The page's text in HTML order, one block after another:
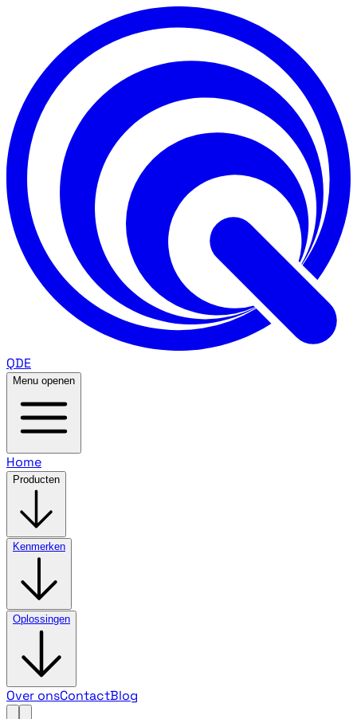
QDE
Menu openen
Home
Producten
Kenmerken
Oplossingen
Over onsContactBlog